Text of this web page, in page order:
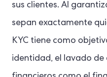
sus clientes. Al
sepan exactamente
KYC tiene como
identidad, el lavado de